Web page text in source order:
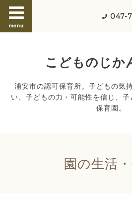
menu
047-
こどものじか
浦安市の認可保育所。子どもの気
い、子どもの力・可能性を信じ、
保育園。
園の生活